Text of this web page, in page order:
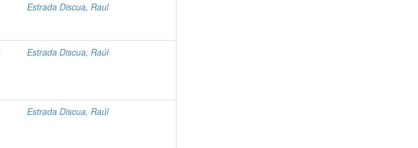
Estrada Discua, Raul
Estrada Discua, Raúl
Estrada Discua, Raúl